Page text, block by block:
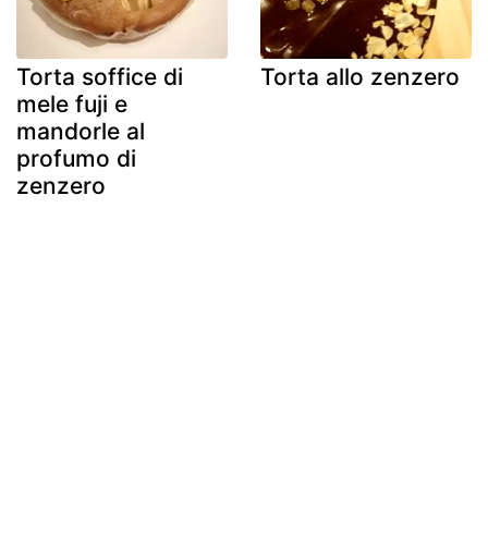
Torta soffice di
mele fuji e
mandorle al
profumo di
zenzero
Torta allo zenzero